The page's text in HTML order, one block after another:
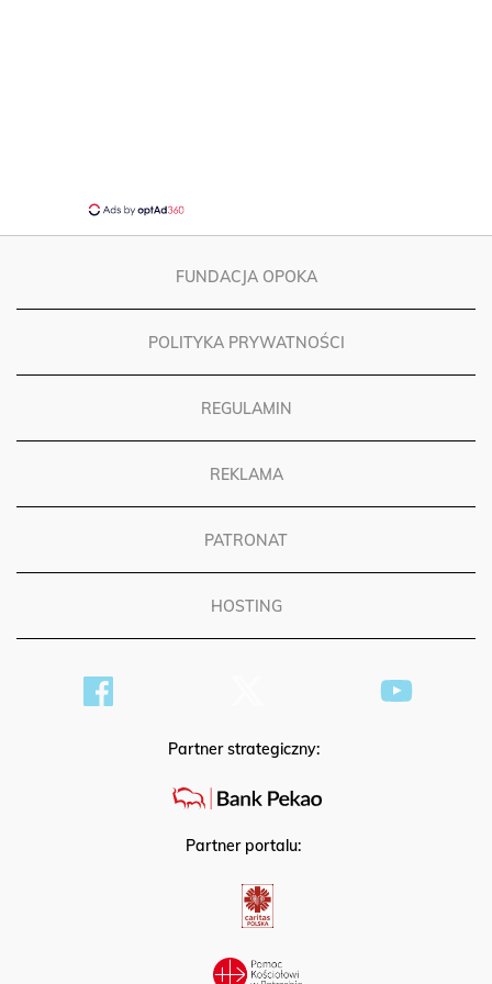
FUNDACJA OPOKA
POLITYKA PRYWATNOŚCI
REGULAMIN
REKLAMA
PATRONAT
HOSTING
Partner strategiczny:
Partner portalu: